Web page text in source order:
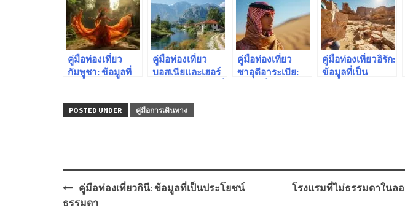
คู่มือท่องเที่ยว
กัมพูชา: ข้อมูลที่
คู่มือท่องเที่ยว
บอสเนียและเฮอร์
คู่มือท่องเที่ยว
ซาอุดีอาระเบีย:
คู่มือท่องเที่ยวอิรัก:
ข้อมูลที่เป็น
POSTED UNDER คู่มือการเดินทาง
Post
navigation
คู่มือท่องเที่ยวกินี: ข้อมูลที่เป็นประโยชน์
โรงแรมที่ไม่ธรรมดาใน
ธรรมดา